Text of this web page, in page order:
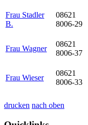
Frau Stadler
B.
08621
8006-29
Frau Wagner
08621
8006-37
Frau Wieser
08621
8006-33
drucken nach oben